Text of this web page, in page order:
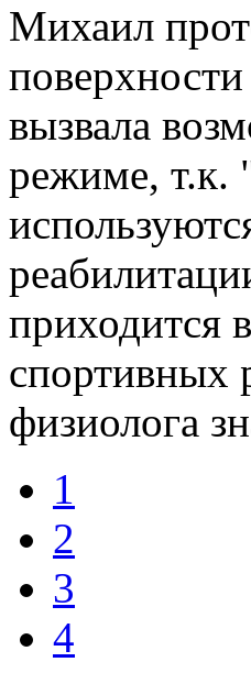
Михаил
вызвала
режиме, т.к.
приходится
спортивных
физиолога
1
2
3
4